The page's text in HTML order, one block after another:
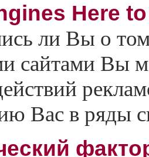
Here
ли Вы о
сайтами Вы
Вас в ряды